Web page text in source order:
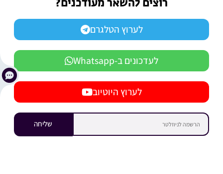
רוצים להשאר מעודכנים?
לערוץ הטלגרם
לעדכונים ב-Whatsapp
לערוץ היוטיוב
שליחה